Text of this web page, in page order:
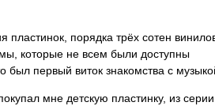
пластинок, порядка трёх сотен
которые не всем были доступны
первый виток знакомства с
мне детскую пластинку, из серии